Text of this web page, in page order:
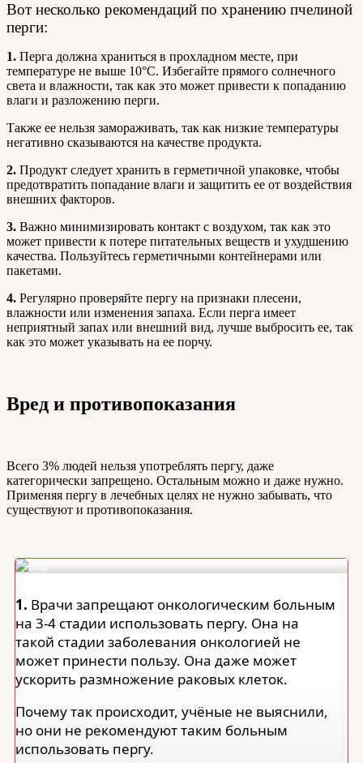
Вот несколько рекомендаций по хранению пчелиной
перги:
1. Перга должна храниться в прохладном месте, при
температуре не выше 10°C. Избегайте прямого солнечного
света и влажности, так как это может привести к попаданию
влаги и разложению перги.
Также ее нельзя замораживать, так как низкие температуры
негативно сказываются на качестве продукта.
2. Продукт следует хранить в герметичной упаковке, чтобы
предотвратить попадание влаги и защитить ее от воздействия
внешних факторов.
3. Важно минимизировать контакт с воздухом, так как это
может привести к потере питательных веществ и ухудшению
качества. Пользуйтесь герметичными контейнерами или
пакетами.
4. Регулярно проверяйте пергу на признаки плесени,
влажности или изменения запаха. Если перга имеет
неприятный запах или внешний вид, лучше выбросить ее, так
как это может указывать на ее порчу.
Вред и противопоказания
Всего 3% людей нельзя употреблять пергу, даже
категорически запрещено. Остальным можно и даже нужно.
Применяя пергу в лечебных целях не нужно забывать, что
существуют и противопоказания.
1. Врачи запрещают онкологическим больным
на 3-4 стадии использовать пергу. Она на
такой стадии заболевания онкологией не
может принести пользу. Она даже может
ускорить размножение раковых клеток.
Почему так происходит, учёные не выяснили,
но они не рекомендуют таким больным
использовать пергу.